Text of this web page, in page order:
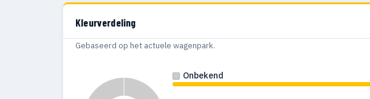
Kleurverdeling
Gebaseerd op het actuele wagenpark.
Onbekend